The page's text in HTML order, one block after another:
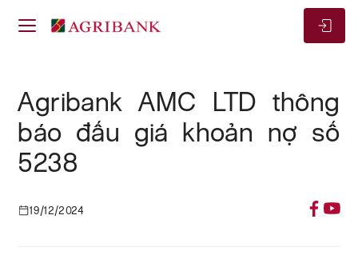
Agribank AMC LTD thông
báo đấu giá khoản nợ số
5238
19/12/2024